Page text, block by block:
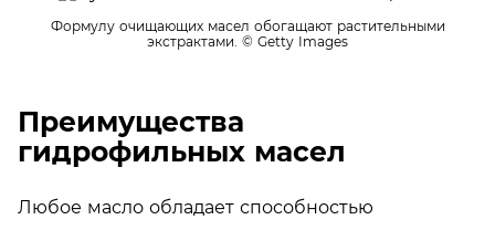
Формулу очищающих масел обогащают растительными
экстрактами. © Getty Images
Преимущества
гидрофильных масел
Любое масло обладает способностью